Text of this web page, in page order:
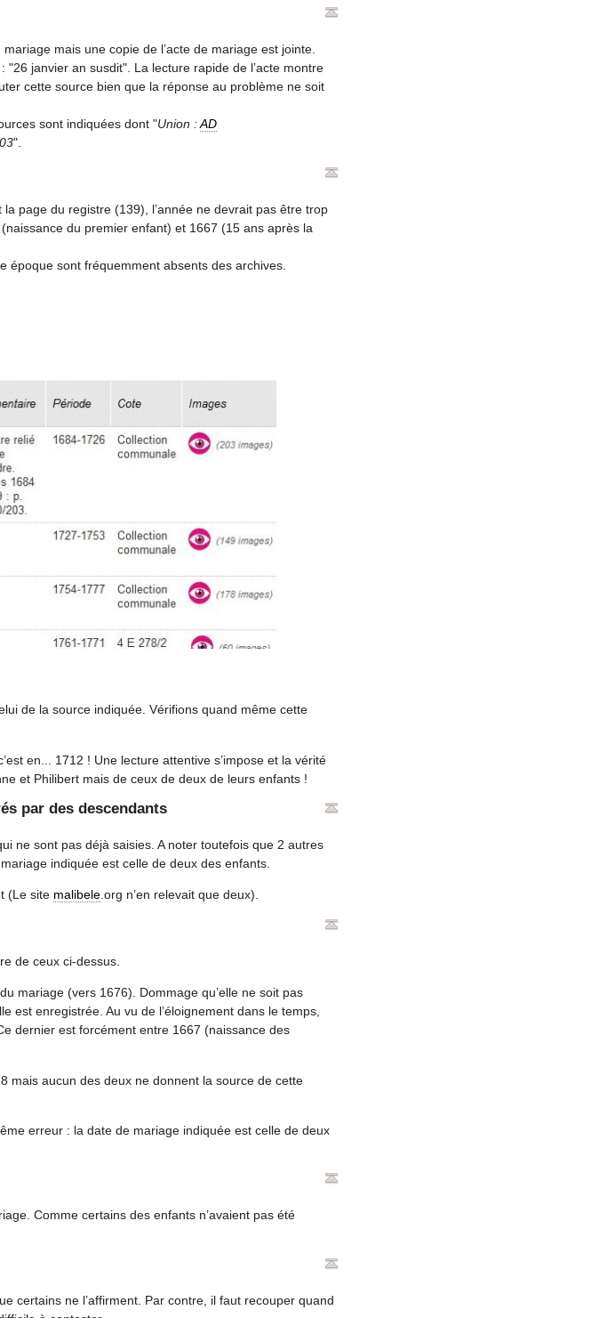
mais une copie de l’acte de mariage est jointe.
janvier an susdit". La lecture rapide de l’acte montre
cette source bien que la réponse au problème ne soit
sont indiquées dont "Union :AD
".
page du registre (139), l’année ne devrait pas être trop
du premier enfant) et 1667 (15 ans après la
époque sont fréquemment absents des archives.
de la source indiquée. Vérifions quand même cette
en... 1712 ! Une lecture attentive s’impose et la vérité
et Philibert mais de ceux de deux de leurs enfants !
par des descendants
ne sont pas déjà saisies. A noter toutefois que 2 autres
indiquée est celle de deux des enfants.
(Le site malibele.org n’en relevait que deux).
de ceux ci-dessus.
mariage (vers 1676). Dommage qu’elle ne soit pas
est enregistrée. Au vu de l’éloignement dans le temps,
dernier est forcément entre 1667 (naissance des
mais aucun des deux ne donnent la source de cette
erreur : la date de mariage indiquée est celle de deux
Comme certains des enfants n’avaient pas été
certains ne l’affirment. Par contre, il faut recouper quand